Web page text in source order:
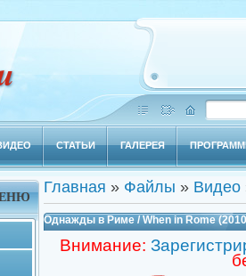
СТАТЬИ ГАЛЕРЕЯ
Главная » Файлы » Видео
Однажды в Риме / When in Rome
Внимание: